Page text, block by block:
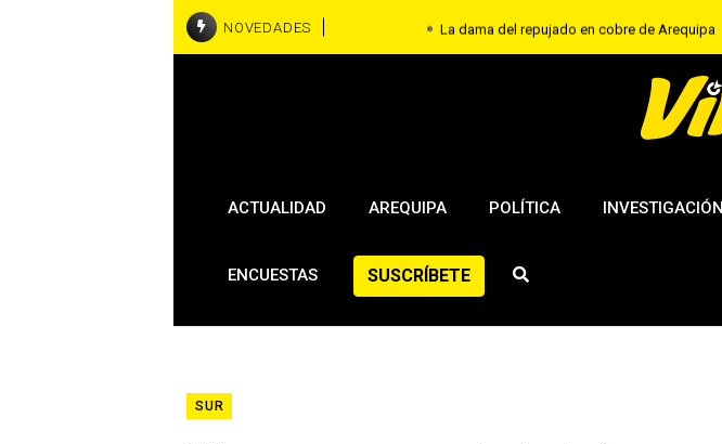
NOVEDADES La dama del repujado en cobre de Arequipa
El otrora internacionalismo del APRA
ACTUALIDAD AREQUIPA POLÍTICA INVESTIGACIÓN
ENCUESTAS SUSCRÍBETE
SUR